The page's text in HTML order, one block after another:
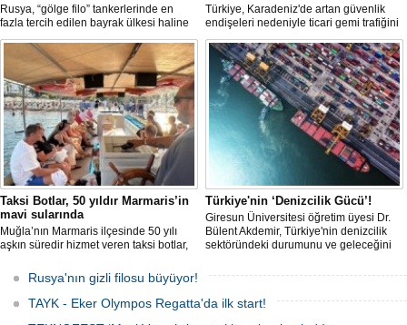
Rusya, “gölge filo” tankerlerinde en
fazla tercih edilen bayrak ülkesi haline
geldi. Yaptırım baskısının artmasıyla
birlikte çok sayıda tanker Rus bayrağına
geçerken, bu durum küresel denizcilik
yaptırımlarının uygulanması açısından
yeni bir tablo ortaya koyuyor.
Türkiye, Karadeniz'de artan güvenlik
endişeleri nedeniyle ticari gemi trafiğini
kısıtlamaya başladı. Bu durum,
bölgedeki gıda güvenliğini tehdit ediyor.
Taksi Botlar, 50 yıldır Marmaris’in
mavi sularında
Muğla’nın Marmaris ilçesinde 50 yılı
aşkın süredir hizmet veren taksi botlar,
amacıyla kullanılmaya devam ediyor.
Türkiye'nin ‘Denizcilik Gücü’!
Giresun Üniversitesi öğretim üyesi Dr.
Bülent Akdemir, Türkiye'nin denizcilik
sektöründeki durumunu ve geleceğini
Rusya'nın gizli filosu büyüyor!
TAYK - Eker Olympos Regatta'da ilk start!